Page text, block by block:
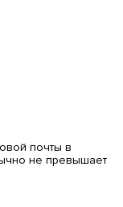
почты в
не превышает